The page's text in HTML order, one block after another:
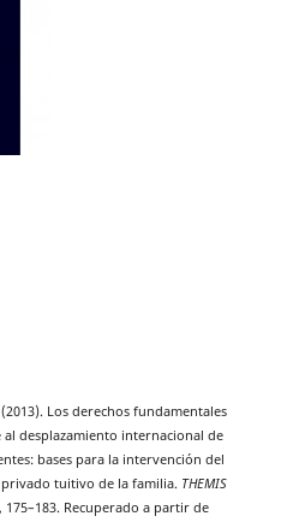
(2013). Los derechos fundamentales
desplazamiento internacional de
bases para la intervención del
tuitivo de la familia. THEMIS
175–183. Recuperado a partir de